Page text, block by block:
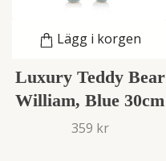
Lägg i korgen
Luxury Teddy Bear
William, Blue 30cm
359 kr